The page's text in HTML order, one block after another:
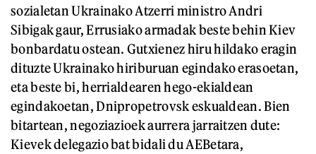
sozialetan Ukrainako Atzerri ministro Andri
Sibigak gaur, Errusiako armadak beste behin Kiev
bonbardatu ostean. Gutxienez hiru hildako eragin
dituzte Ukrainako hiriburuan egindako erasoetan,
eta beste bi, herrialdearen hego-ekialdean
egindakoetan, Dnipropetrovsk eskualdean. Bien
bitartean, negoziazioek aurrera jarraitzen dute:
Kievek delegazio bat bidali du AEBetara,